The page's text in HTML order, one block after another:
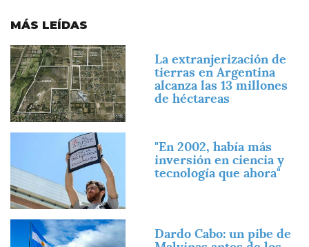
MÁS LEÍDAS
Imagen
La extranjerización de
tierras en Argentina
alcanza las 13 millones
de héctareas
"En 2002, había más
inversión en ciencia y
tecnología que ahora"
Imagen
Dardo Cabo: un pibe de